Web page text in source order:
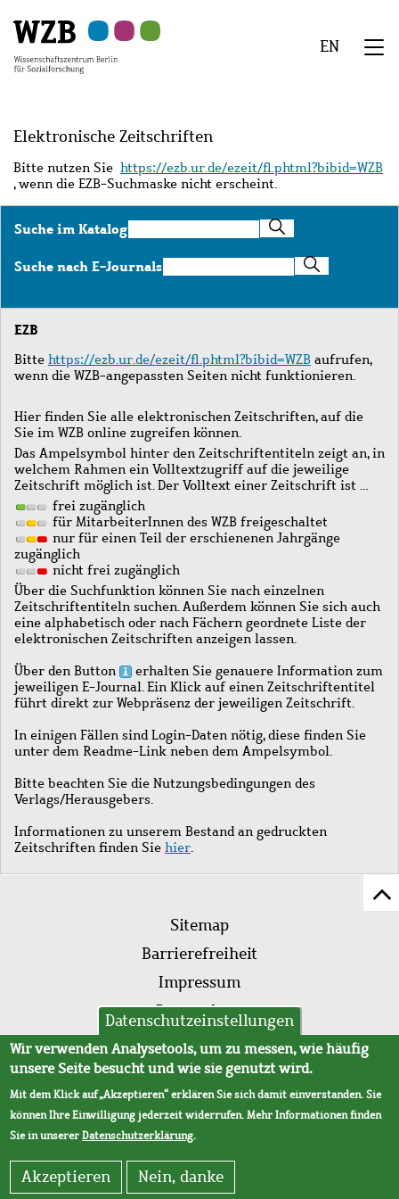
Hauptinhalt
springen
Navigation
springen
Suche
springen
Sekundärnavigation
springen
Fußzeile
springen
EN
Elektronische Zeitschriften
Bitte nutzen Sie https://ezb.ur.de/ezeit/fl.phtml?bibid=WZB
, wenn die EZB-Suchmaske nicht erscheint.
Suche im KatalogSuche
im
Katalog
Suche nach E-JournalsSuche
nach
Journals
EZB
Bitte https://ezb.ur.de/ezeit/fl.phtml?bibid=WZB aufrufen,
wenn die WZB-angepassten Seiten nicht funktionieren.
Hier finden Sie alle elektronischen Zeitschriften, auf die
Sie im WZB online zugreifen können.
Das Ampelsymbol hinter den Zeitschriftentiteln zeigt an, in
welchem Rahmen ein Volltextzugriff auf die jeweilige
Zeitschrift möglich ist. Der Volltext einer Zeitschrift ist …
frei zugänglich
für MitarbeiterInnen des WZB freigeschaltet
nur für einen Teil der erschienenen Jahrgänge
zugänglich
nicht frei zugänglich
Über die Suchfunktion können Sie nach einzelnen
Zeitschriftentiteln suchen. Außerdem können Sie sich auch
eine alphabetisch oder nach Fächern geordnete Liste der
elektronischen Zeitschriften anzeigen lassen.
Über den Button
erhalten Sie genauere Information zum
jeweiligen E-Journal. Ein Klick auf einen Zeitschriftentitel
führt direkt zur Webpräsenz der jeweiligen Zeitschrift.
In einigen Fällen sind Login-Daten nötig, diese finden Sie
unter dem Readme-Link neben dem Ampelsymbol.
Bitte beachten Sie die Nutzungsbedingungen des
Verlags/Herausgebers.
Informationen zu unserem Bestand an gedruckten
Zeitschriften finden Sie hier.
Fußleistenmenü
Sitemap
Barrierefreiheit
Impressum
Datenschutz
AVB
Datenschutzeinstellungen
Wir verwenden Analysetools, um zu messen, wie häufig
unsere Seite besucht und wie sie genutzt wird.
Mit dem Klick auf „Akzeptieren“ erklären Sie sich damit einverstanden. Sie
können Ihre Einwilligung jederzeit widerrufen. Mehr Informationen finden
Sie in unsererDatenschutzerklärung.
Akzeptieren Nein, danke